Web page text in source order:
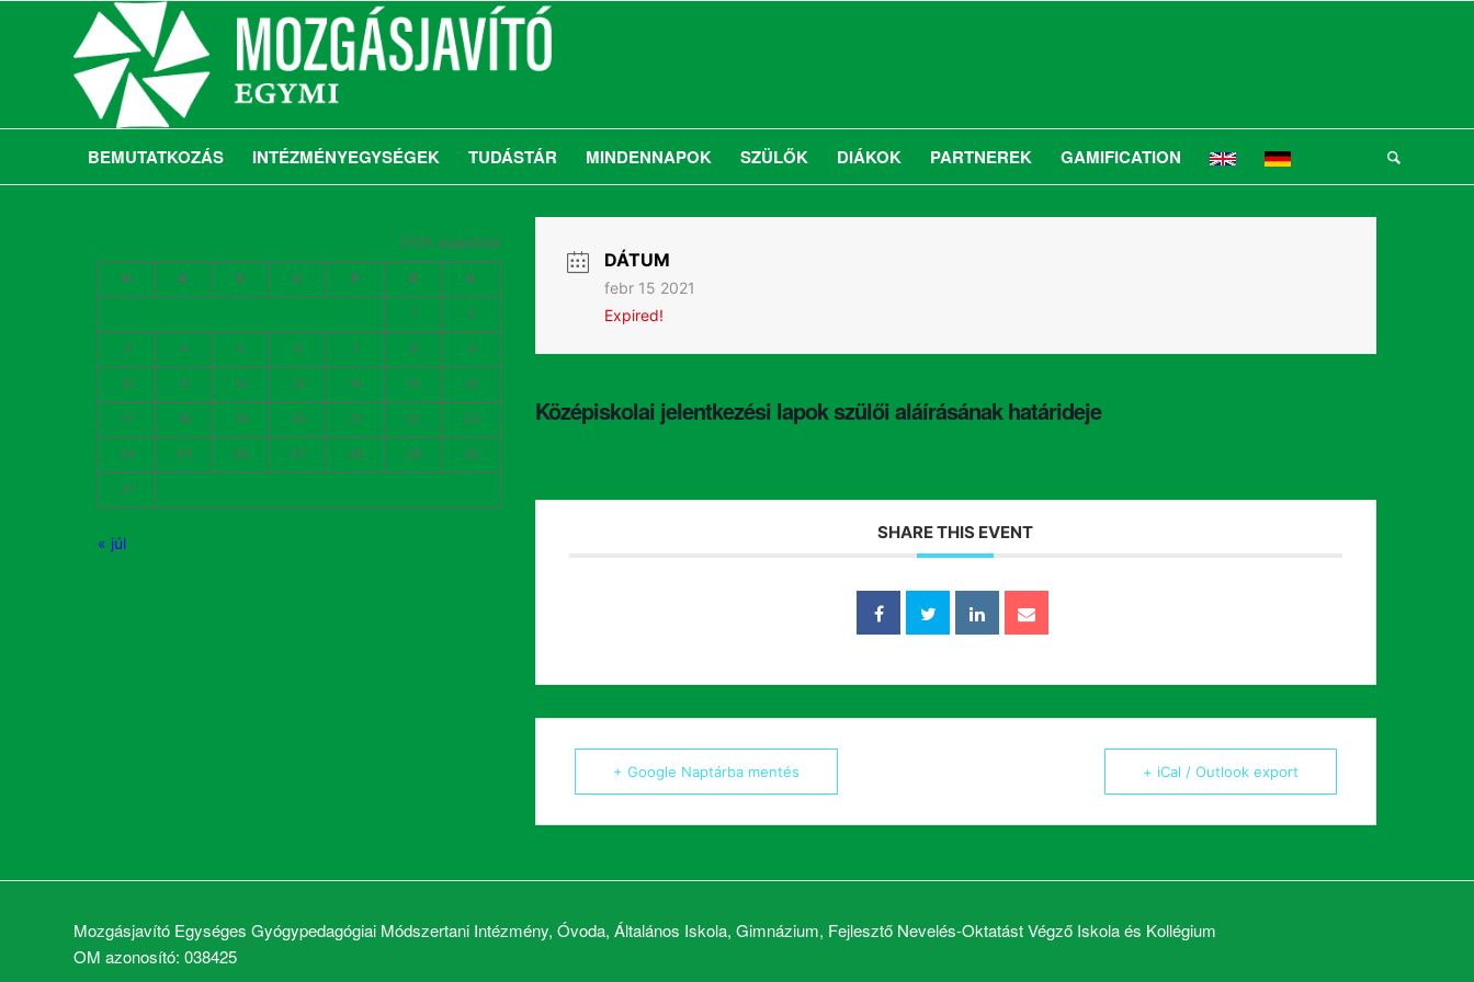
BEMUTATKOZÁS INTÉZMÉNYEGYSÉGEK TUDÁSTÁR MINDENNAPOK SZÜLŐK DIÁKOK PARTNEREK GAMIFICATION
2026. augusztus
H K S C P S V
1 2
3 4 5 6 7 8 9
10 11 12 13 14 15 16
17 18 19 20 21 22 23
24 25 26 27 28 29 30
31
« júl
DÁTUM
febr 15 2021
Expired!
Középiskolai jelentkezési lapok szülői aláírásának határideje
SHARE THIS EVENT
+ Google Naptárba mentés + iCal / Outlook export
Mozgásjavító Egységes Gyógypedagógiai Módszertani Intézmény, Óvoda, Általános Iskola, Gimnázium, Fejlesztő Nevelés-Oktatást Végző Iskola és Kollégium
OM azonosító: 038425